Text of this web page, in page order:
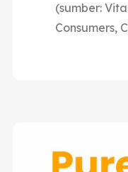
(sumber:
Consumers,